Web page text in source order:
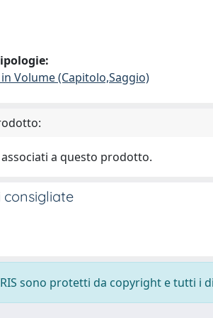
Volume (Capitolo,Saggio)
a questo prodotto.
consigliate
sono protetti da copyright e tutti i